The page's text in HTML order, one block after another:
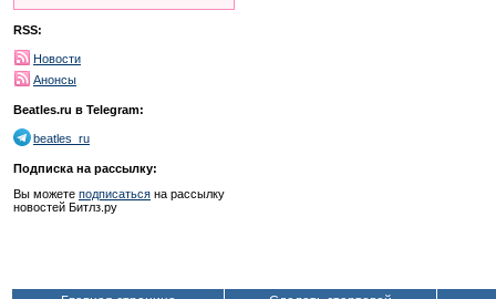
RSS:
Новости
Анонсы
Beatles.ru в Telegram:
beatles_ru
Подписка на рассылку:
Вы можете подписаться на рассылку
новостей Битлз.ру